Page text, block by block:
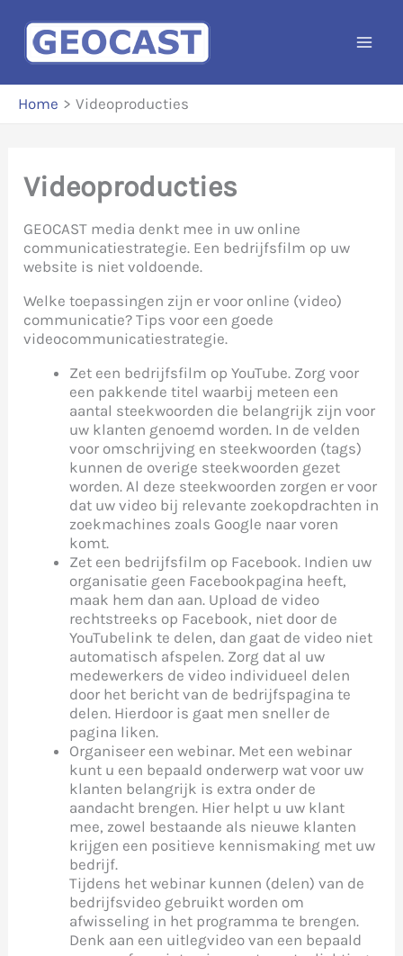
naar
inhoud
Home Videoproducties
Videoproducties
GEOCAST media denkt mee in uw online
communicatiestrategie. Een bedrijfsfilm op uw
website is niet voldoende.
Welke toepassingen zijn er voor online (video)
communicatie? Tips voor een goede
videocommunicatiestrategie.
Zet een bedrijfsfilm op YouTube. Zorg voor
een pakkende titel waarbij meteen een
aantal steekwoorden die belangrijk zijn voor
uw klanten genoemd worden. In de velden
voor omschrijving en steekwoorden (tags)
kunnen de overige steekwoorden gezet
worden. Al deze steekwoorden zorgen er voor
dat uw video bij relevante zoekopdrachten in
zoekmachines zoals Google naar voren
komt.
Zet een bedrijfsfilm op Facebook. Indien uw
organisatie geen Facebookpagina heeft,
maak hem dan aan. Upload de video
rechtstreeks op Facebook, niet door de
YouTubelink te delen, dan gaat de video niet
automatisch afspelen. Zorg dat al uw
medewerkers de video individueel delen
door het bericht van de bedrijfspagina te
delen. Hierdoor is gaat men sneller de
pagina liken.
Organiseer een webinar. Met een webinar
kunt u een bepaald onderwerp wat voor uw
klanten belangrijk is extra onder de
aandacht brengen. Hier helpt u uw klant
mee, zowel bestaande als nieuwe klanten
krijgen een positieve kennismaking met uw
bedrijf.
Tijdens het webinar kunnen (delen) van de
bedrijfsvideo gebruikt worden om
afwisseling in het programma te brengen.
Denk aan een uitlegvideo van een bepaald